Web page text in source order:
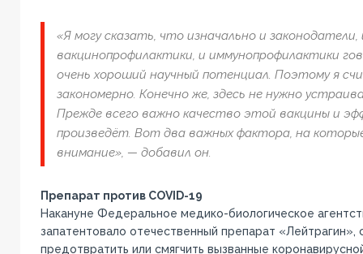
«Я могу сказать, что изначально и законодатели,
вакцинопрофилактики, и иммунопрофилактики
очень хороший научный потенциал. Поэтому я
закономерно. Конечно же, здесь не нужно
Прежде всего важно качество этой вакцины и
произведёт. Вот два важных фактора, на
внимание», — добавил он.
Препарат против COVID-19
Накануне Федеральное медико-биологическое
запатентовало отечественный препарат «Лейтрагин»,
предотвратить или смягчить вызванные